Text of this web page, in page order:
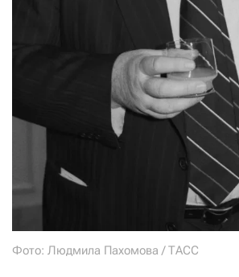
Фото: Людмила Пахомова / ТАСС